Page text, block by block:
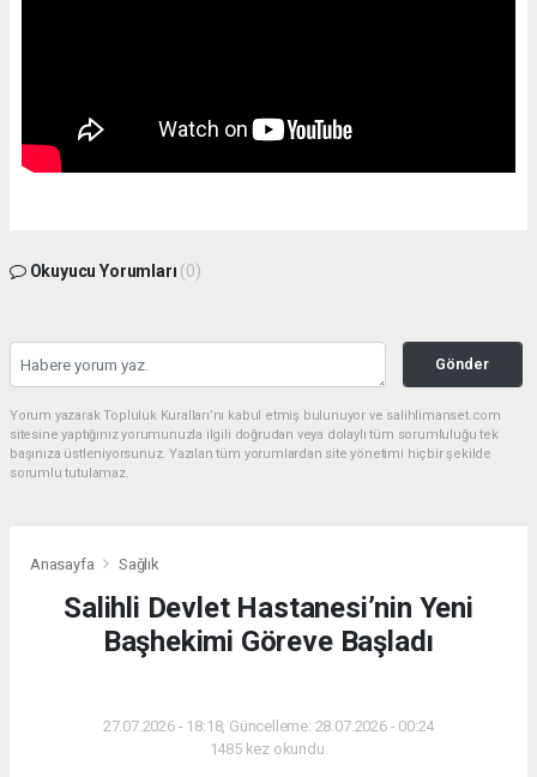
Okuyucu Yorumları (0)
Gönder
Yorum yazarak Topluluk Kuralları’nı kabul etmiş bulunuyor ve salihlimanset.com
sitesine yaptığınız yorumunuzla ilgili doğrudan veya dolaylı tüm sorumluluğu tek
başınıza üstleniyorsunuz. Yazılan tüm yorumlardan site yönetimi hiçbir şekilde
sorumlu tutulamaz.
Anasayfa Sağlık
Salihli Devlet Hastanesi’nin Yeni
Başhekimi Göreve Başladı
27.07.2026 - 18:18, Güncelleme: 28.07.2026 - 00:24
1485 kez okundu.